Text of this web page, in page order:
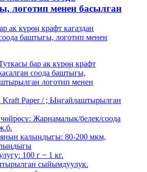
логотип менен басылган
ак күрөң крафт кагаздан
баштыгы, логотип менен
бар ак күрөң крафт
соода баштыгы,
логотип менен
Kraft Paper / ; Ыңгайлаштырылган
Жарнамалык/белек/соода
калыңдыгы: 80-200 мкм,
100 г ~ 1 кг.
сыйымдуулук.